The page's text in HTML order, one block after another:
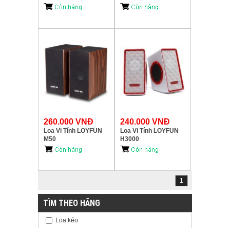
RGB nguồn qua USB-
260.000 VNĐ
Loa Vi Tính LOYFUN
M50
240.000 VNĐ
Loa Vi Tính LOYFUN
H3000
1
TÌM THEO HÃNG
Loa kéo